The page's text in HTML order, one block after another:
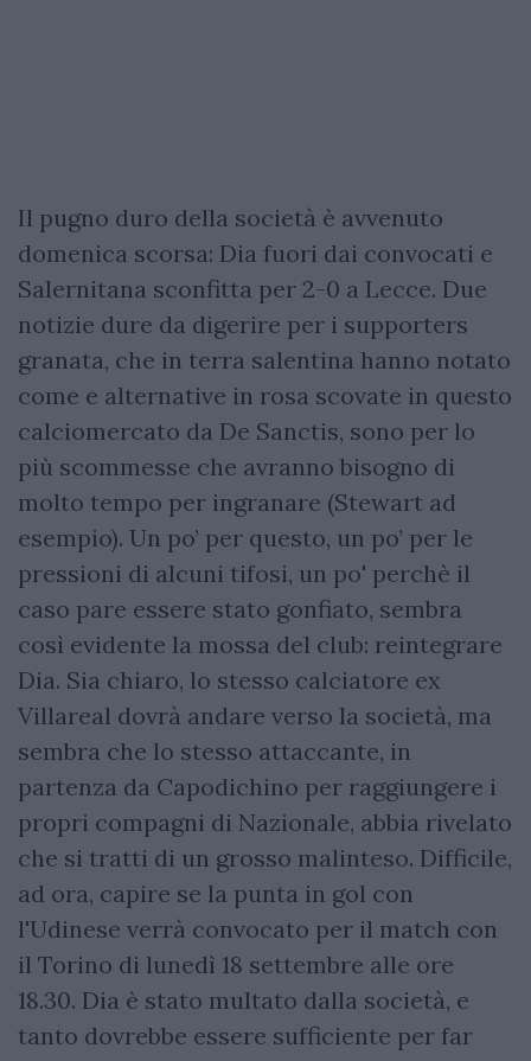
Il pugno duro della società è avvenuto
domenica scorsa: Dia fuori dai convocati e
Salernitana sconfitta per 2-0 a Lecce. Due
notizie dure da digerire per i supporters
granata, che in terra salentina hanno notato
come e alternative in rosa scovate in questo
calciomercato da De Sanctis, sono per lo
più scommesse che avranno bisogno di
molto tempo per ingranare (Stewart ad
esempio). Un po’ per questo, un po’ per le
pressioni di alcuni tifosi, un po' perchè il
caso pare essere stato gonfiato, sembra
così evidente la mossa del club: reintegrare
Dia. Sia chiaro, lo stesso calciatore ex
Villareal dovrà andare verso la società, ma
sembra che lo stesso attaccante, in
partenza da Capodichino per raggiungere i
propri compagni di Nazionale, abbia rivelato
che si tratti di un grosso malinteso. Difficile,
ad ora, capire se la punta in gol con
l'Udinese verrà convocato per il match con
il Torino di lunedì 18 settembre alle ore
18.30. Dia è stato multato dalla società, e
tanto dovrebbe essere sufficiente per far